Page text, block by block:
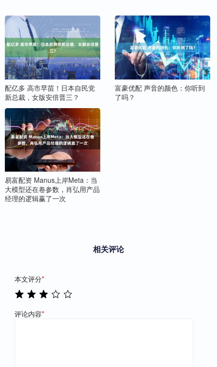
配亿多 高市早苗！日本自民党
新总裁，女版安倍晋三？
富豪优配 声音的颜色：你听到
了吗？
易富配资 Manus上岸Meta：当
大模型还在卷参数，肖弘用产品
经理的逻辑赢了一次
相关评论
本文评分*
评论内容*